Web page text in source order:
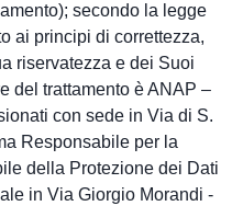
secondo la legge
ai principi di correttezza,
riservatezza e dei Suoi
del trattamento è ANAP –
con sede in Via di S.
Responsabile per la
della Protezione dei Dati
in Via Giorgio Morandi -